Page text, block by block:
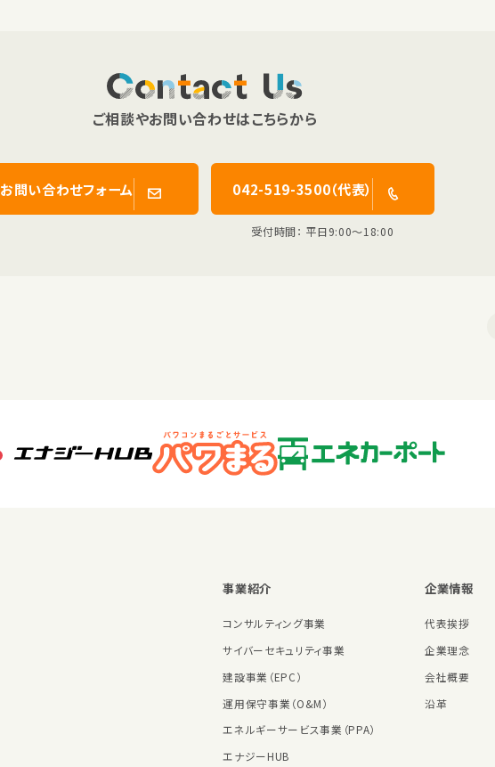
Contact Us
ご相談やお問い合わせはこちらから
お問い合わせフォーム 042-519-3500（代表）
受付時間： 平日9:00〜18:00
事業紹介
コンサルティング事業
サイバーセキュリティ事業
建設事業（EPC）
運用保守事業（O&M）
エネルギーサービス事業（PPA）
エナジーHUB
企業情報
代表挨拶
企業理念
会社概要
沿革